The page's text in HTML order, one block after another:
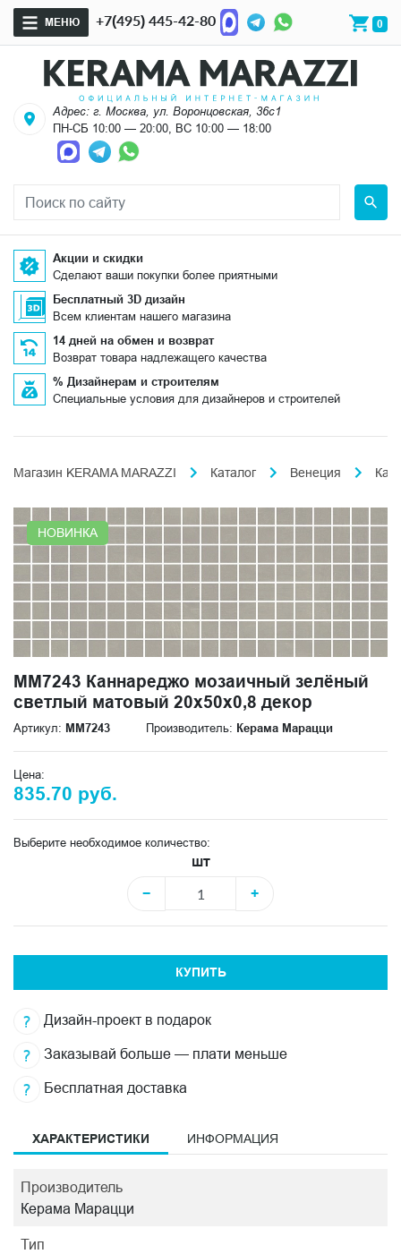
МЕНЮ +7(495) 445-42-80 0
Адрес: г. Москва, ул. Воронцовская, 36с1
ПН-СБ 10:00 — 20:00, ВС 10:00 — 18:00
Акции и скидки
Сделают ваши покупки более приятными
Бесплатный 3D дизайн
Всем клиентам нашего магазина
14 дней на обмен и возврат
Возврат товара надлежащего качества
% Дизайнерам и строителям
Специальные условия для дизайнеров и строителей
Магазин KERAMA MARAZZI Каталог Венеция
НОВИНКА
MM7243 Каннареджо мозаичный зелёный
светлый матовый 20x50x0,8 декор
Артикул: MM7243 Производитель: Керама Марацци
Цена:
835.70 руб.
Выберите необходимое количество:
шт
−
+
КУПИТЬ
Дизайн-проект в подарок
Заказывай больше — плати меньше
Бесплатная доставка
ХАРАКТЕРИСТИКИ ИНФОРМАЦИЯ
Производитель
Керама Марацци
Тип